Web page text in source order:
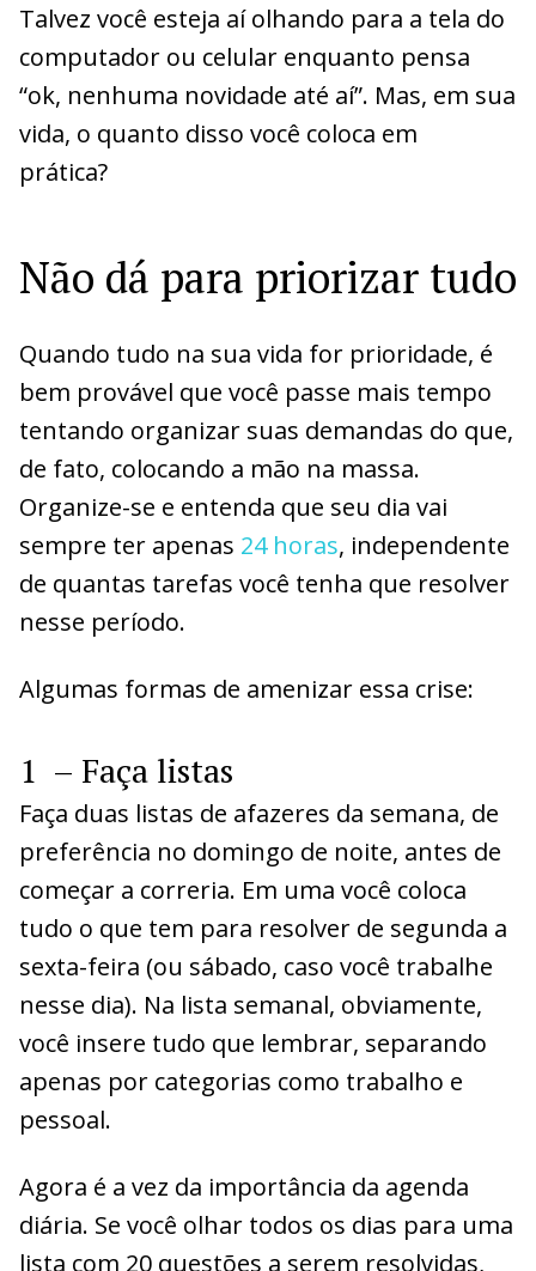
Talvez você esteja aí olhando para a tela do
computador ou celular enquanto pensa
“ok, nenhuma novidade até aí”. Mas, em sua
vida, o quanto disso você coloca em
prática?
Não dá para priorizar tudo
Quando tudo na sua vida for prioridade, é
bem provável que você passe mais tempo
tentando organizar suas demandas do que,
de fato, colocando a mão na massa.
Organize-se e entenda que seu dia vai
sempre ter apenas 24 horas, independente
de quantas tarefas você tenha que resolver
nesse período.
Algumas formas de amenizar essa crise:
1 – Faça listas
Faça duas listas de afazeres da semana, de
preferência no domingo de noite, antes de
começar a correria. Em uma você coloca
tudo o que tem para resolver de segunda a
sexta-feira (ou sábado, caso você trabalhe
nesse dia). Na lista semanal, obviamente,
você insere tudo que lembrar, separando
apenas por categorias como trabalho e
pessoal.
Agora é a vez da importância da agenda
diária. Se você olhar todos os dias para uma
lista com 20 questões a serem resolvidas,